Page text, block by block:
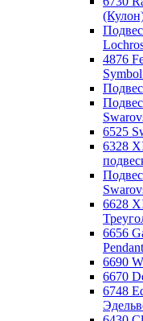
4876
6525
6328
6628
6656
6690
6670
6748